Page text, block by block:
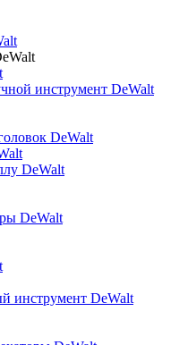
инструмент DeWalt
DeWalt
DeWalt
DeWalt
инструмент DeWalt